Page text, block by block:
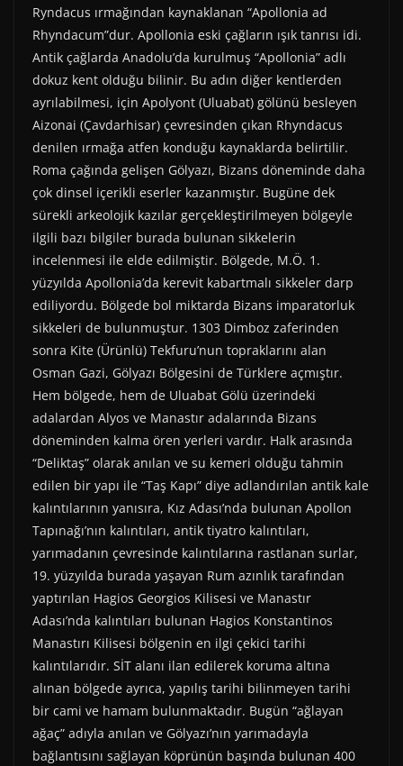
Ryndacus ırmağından kaynaklanan “Apollonia ad
Rhyndacum”dur. Apollonia eski çağların ışık tanrısı idi.
Antik çağlarda Anadolu’da kurulmuş “Apollonia” adlı
dokuz kent olduğu bilinir. Bu adın diğer kentlerden
ayrılabilmesi, için Apolyont (Uluabat) gölünü besleyen
Aizonai (Çavdarhisar) çevresinden çıkan Rhyndacus
denilen ırmağa atfen konduğu kaynaklarda belirtilir.
Roma çağında gelişen Gölyazı, Bizans döneminde daha
çok dinsel içerikli eserler kazanmıştır. Bugüne dek
sürekli arkeolojik kazılar gerçekleştirilmeyen bölgeyle
ilgili bazı bilgiler burada bulunan sikkelerin
incelenmesi ile elde edilmiştir. Bölgede, M.Ö. 1.
yüzyılda Apollonia’da kerevit kabartmalı sikkeler darp
ediliyordu. Bölgede bol miktarda Bizans imparatorluk
sikkeleri de bulunmuştur. 1303 Dimboz zaferinden
sonra Kite (Ürünlü) Tekfuru’nun topraklarını alan
Osman Gazi, Gölyazı Bölgesini de Türklere açmıştır.
Hem bölgede, hem de Uluabat Gölü üzerindeki
adalardan Alyos ve Manastır adalarında Bizans
döneminden kalma ören yerleri vardır. Halk arasında
“Deliktaş” olarak anılan ve su kemeri olduğu tahmin
edilen bir yapı ile “Taş Kapı” diye adlandırılan antik kale
kalıntılarının yanısıra, Kız Adası’nda bulunan Apollon
Tapınağı’nın kalıntıları, antik tiyatro kalıntıları,
yarımadanın çevresinde kalıntılarına rastlanan surlar,
19. yüzyılda burada yaşayan Rum azınlık tarafından
yaptırılan Hagios Georgios Kilisesi ve Manastır
Adası’nda kalıntıları bulunan Hagios Konstantinos
Manastırı Kilisesi bölgenin en ilgi çekici tarihi
kalıntılarıdır. SİT alanı ilan edilerek koruma altına
alınan bölgede ayrıca, yapılış tarihi bilinmeyen tarihi
bir cami ve hamam bulunmaktadır. Bugün “ağlayan
ağaç” adıyla anılan ve Gölyazı’nın yarımadayla
bağlantısını sağlayan köprünün başında bulunan 400